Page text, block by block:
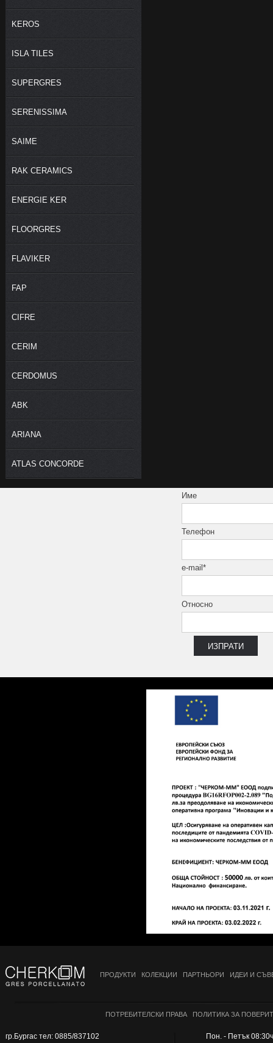
KEROS
ISLA TILES
SUPERGRES
SERENISSIMA
SAIME
RAK CERAMICS
ENERGIE KER
FLOORGRES
FLAVIKER
FAP
CIFRE
CERIM
CERDOMUS
ABK
ARIANA
ATLAS CONCORDE
Име
Телефон
e-mail*
Относно
ПРОДУКТИ КОЛЕКЦИИ ПАРТНЬОРИ ИДЕИ И
ПОТРЕБИТЕЛСКИ ПРАВА ПОЛИТИКА ЗА
гр.Бургас тел: 0885/837102 Пон. - Петък